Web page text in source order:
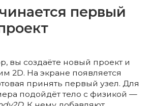
первый
вы создаёте новый проект и
2D. На экране появляется
принять первый узел. Для
подойдёт тело с физикой —